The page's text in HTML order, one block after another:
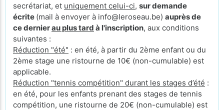
secrétariat, et uniquement celui-ci, sur demande
écrite (mail à envoyer à info@leroseau.be) auprès de
ce dernierau plus tard à l'inscription, aux conditions
suivantes :
Réduction "été" : en été, à partir du 2ème enfant ou du
2ème stage une ristourne de 10€ (non-cumulable) est
applicable.
Réduction "tennis compétition" durant les stages d’été :
en été, pour les enfants prenant des stages de tennis
compétition, une ristourne de 20€ (non-cumulable) est